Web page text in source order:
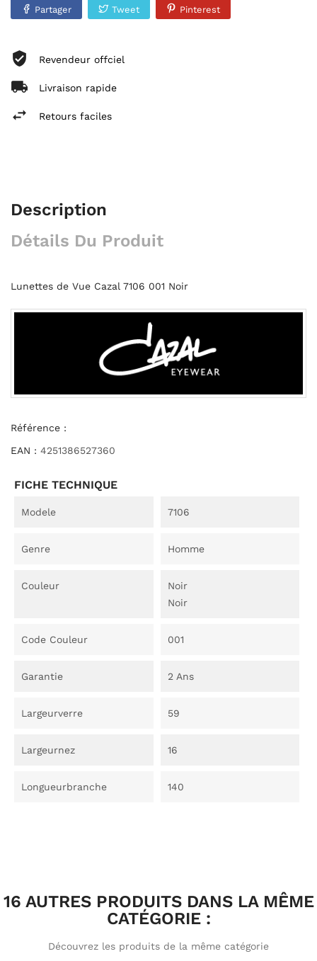
Partager Tweet Pinterest
Revendeur offciel
Livraison rapide
Retours faciles
Description
Détails Du Produit
Lunettes de Vue Cazal 7106 001 Noir
Référence :
EAN : 4251386527360
FICHE TECHNIQUE
Modele 7106
Genre Homme
Couleur
Noir
Noir
Code Couleur 001
Garantie 2 Ans
Largeurverre 59
Largeurnez 16
Longueurbranche 140
16 AUTRES PRODUITS DANS LA MÊME
CATÉGORIE :
Découvrez les produits de la même catégorie